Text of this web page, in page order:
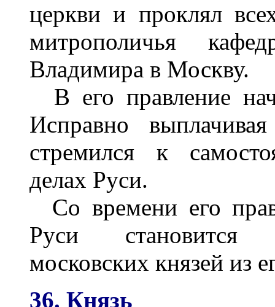
церкви и проклял
митрополичья
Владимира в Москву.
В его правление
Исправно
стремился к
делах Руси.
Со времени его
Руси становится
московских князей из
36. Князь